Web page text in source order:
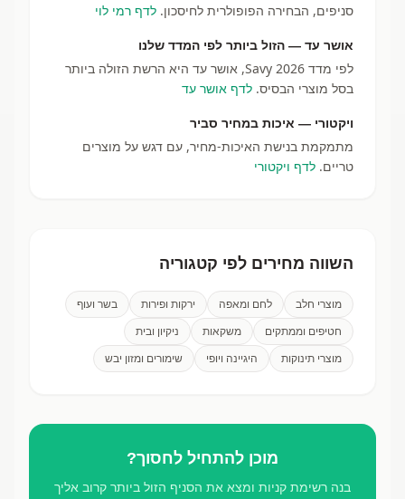
סניפים, הבחירה הפופולרית לחיסכון. לדף רמי לוי
אושר עד — הזול ביותר לפי המדד שלנו
לפי מדד Savy 2026, אושר עד היא הרשת הזולה ביותר
בסל מוצרי הבסיס. לדף אושר עד
ויקטורי — איכות במחיר סביר
מתמקמת בנישת האיכות-מחיר, עם דגש על מוצרים
טריים. לדף ויקטורי
השווה מחירים לפי קטגוריה
מוצרי חלב לחם ומאפה ירקות ופירות
בשר ועוף
חטיפים וממתקים
משקאות
ניקיון ובית
מוצרי תינוקות
היגיינה ויופי שימורים ומזון יבש
מוכן להתחיל לחסוך?
בנה רשימת קניות ומצא את הסניף הזול ביותר קרוב אליך